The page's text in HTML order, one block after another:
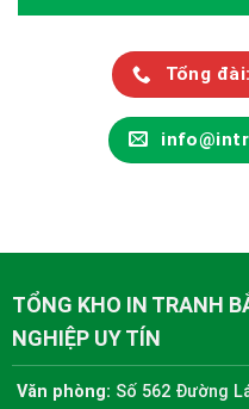
Tổng
TỔNG KHO IN TRANH
NGHIỆP UY TÍN
Văn phòng: Số 562 Đường